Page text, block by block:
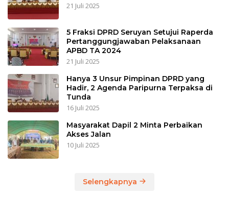
21 Juli 2025
5 Fraksi DPRD Seruyan Setujui Raperda
Pertanggungjawaban Pelaksanaan
APBD TA 2024
21 Juli 2025
Hanya 3 Unsur Pimpinan DPRD yang
Hadir, 2 Agenda Paripurna Terpaksa di
Tunda
16 Juli 2025
Masyarakat Dapil 2 Minta Perbaikan
Akses Jalan
10 Juli 2025
Selengkapnya